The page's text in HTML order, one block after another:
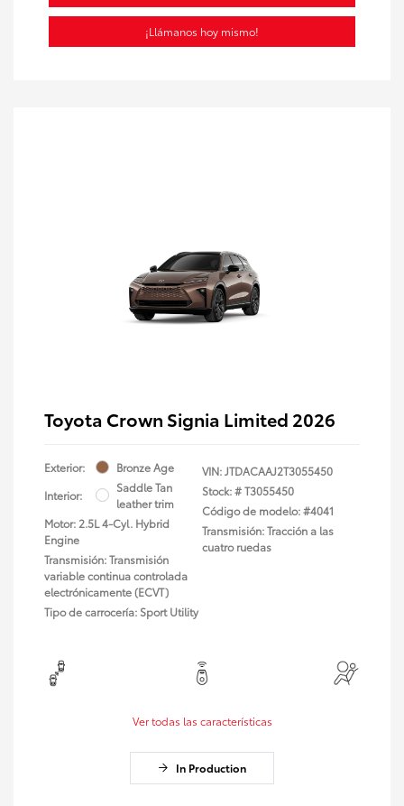
¡Llámanos hoy mismo!
Toyota Crown Signia Limited 2026
Exterior:
Bronze Age
Interior:
Saddle Tan
leather trim
Motor: 2.5L 4-Cyl. Hybrid
Engine
Transmisión: Transmisión
variable continua controlada
electrónicamente (ECVT)
Tipo de carrocería: Sport Utility
VIN:JTDACAAJ2T3055450
Stock: #T3055450
Código de modelo: #4041
Transmisión: Tracción a las
cuatro ruedas
Ver todas las características
In Production